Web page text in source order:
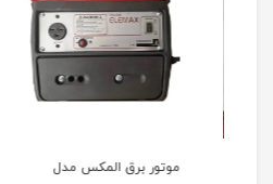
موتور برق المکس مدل